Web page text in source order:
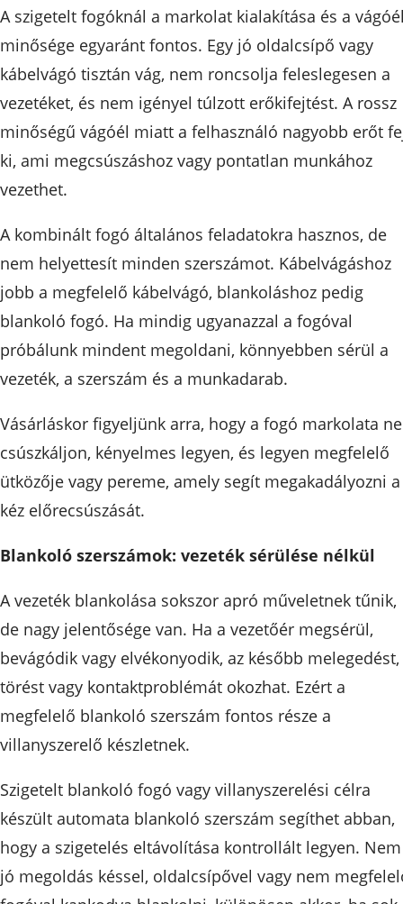
A szigetelt fogóknál a markolat kialakítása és a
minősége egyaránt fontos. Egy jó oldalcsípő vagy
kábelvágó tisztán vág, nem roncsolja feleslegesen a
vezetéket, és nem igényel túlzott erőkifejtést. A rossz
minőségű vágóél miatt a felhasználó nagyobb erőt
ki, ami megcsúszáshoz vagy pontatlan munkához
vezethet.
A kombinált fogó általános feladatokra hasznos, de
nem helyettesít minden szerszámot. Kábelvágáshoz
jobb a megfelelő kábelvágó, blankoláshoz pedig
blankoló fogó. Ha mindig ugyanazzal a fogóval
próbálunk mindent megoldani, könnyebben sérül a
vezeték, a szerszám és a munkadarab.
Vásárláskor figyeljünk arra, hogy a fogó markolata ne
csúszkáljon, kényelmes legyen, és legyen megfelelő
ütközője vagy pereme, amely segít megakadályozni a
kéz előrecsúszását.
Blankoló szerszámok: vezeték sérülése nélkül
A vezeték blankolása sokszor apró műveletnek tűnik,
de nagy jelentősége van. Ha a vezetőér megsérül,
bevágódik vagy elvékonyodik, az később melegedést,
törést vagy kontaktproblémát okozhat. Ezért a
megfelelő blankoló szerszám fontos része a
villanyszerelő készletnek.
Szigetelt blankoló fogó vagy villanyszerelési célra
készült automata blankoló szerszám segíthet abban,
hogy a szigetelés eltávolítása kontrollált legyen. Nem
jó megoldás késsel, oldalcsípővel vagy nem